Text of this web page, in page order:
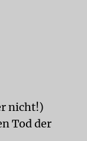
nicht!)
Tod der